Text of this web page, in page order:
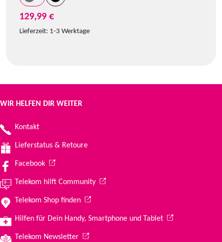
129,99 €
Lieferzeit: 1-3 Werktage
WIR HELFEN DIR WEITER
Kontakt
Lieferstatus & Retoure
Facebook(Wird in einem neuen Tab geöffnet)
Telekom hilft Community(Wird in einem neuen Tab geöffnet)
Telekom Shop finden(Wird in einem neuen Tab geöffnet)
Hilfen für Dein Handy, Smartphone und Tablet(Wird in einem
Telekom Newsletter(Wird in einem neuen Tab geöffnet)